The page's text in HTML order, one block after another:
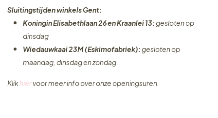
Sluitingstijden winkels Gent:
Koningin Elisabethlaan 26 en Kraanlei 13:gesloten op
dinsdag
Wiedauwkaai 23M (Eskimofabriek):gesloten op
maandag, dinsdag en zondag
Klikhiervoor meer info over onze openingsuren.